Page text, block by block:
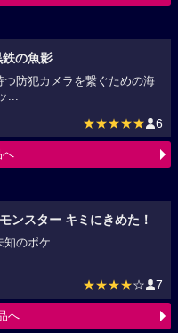
の魚影
つ防犯カメラを繋ぐための海
...
★★★★★ 6
へ
ンスター キミにきめた！
のポケ...
★★★★☆ 7
へ